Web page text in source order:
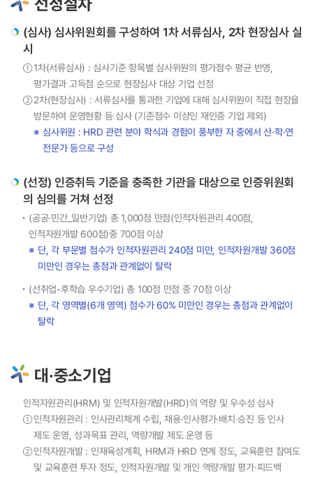
(심사) 심사위원회를 구성하여 1차 서류심사, 2차 현장심사 실
시
① 1차(서류심사) : 심사기준 항목별 심사위원의 평가점수 평균 반영,
평가결과 고득점 순으로 현장심사 대상 기업 선정
② 2차(현장심사) : 서류심사를 통과한 기업에 대해 심사위원이 직접 현장을
방문하여 운영현황 등 심사 (기준점수 이상인 재인증 기업 제외)
심사위원 : HRD 관련 분야 학식과 경험이 풍부한 자 중에서 산·학·연
전문가 등으로 구성
(선정) 인증취득 기준을 충족한 기관을 대상으로 인증위원회
의 심의를 거쳐 선정
(공공·민간_일반기업) 총 1,000점 만점(인적자원관리 400점,
인적자원개발 600점)중 700점 이상
단, 각 부문별 점수가 인적자원관리 240점 미만, 인적자원개발 360점
미만인 경우는 총점과 관계없이 탈락
(선취업-후학습 우수기업) 총 100점 만점 중 70점 이상
단, 각 영역별(6개 영역) 점수가 60% 미만인 경우는 총점과 관계없이
탈락
대·중소기업
인적자원관리(HRM) 및 인적자원개발(HRD)의 역량 및 우수성 심사
① 인적자원관리 : 인사관리체계 수립, 채용·인사평가·배치·승진 등 인사
제도 운영, 성과목표 관리, 역량개발 제도 운영 등
② 인적자원개발 : 인재육성계획, HRM과 HRD 연계 정도, 교육훈련 참여도
및 교육훈련 투자 정도, 인적자원개발 및 개인 역량개발 평가·피드백